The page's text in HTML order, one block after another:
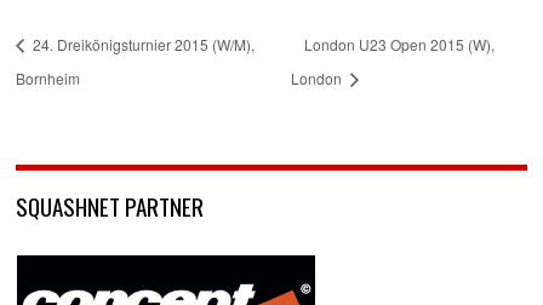
24. Dreikönigsturnier 2015 (W/M),
Bornheim
London U23 Open 2015 (W),
London
SQUASHNET PARTNER